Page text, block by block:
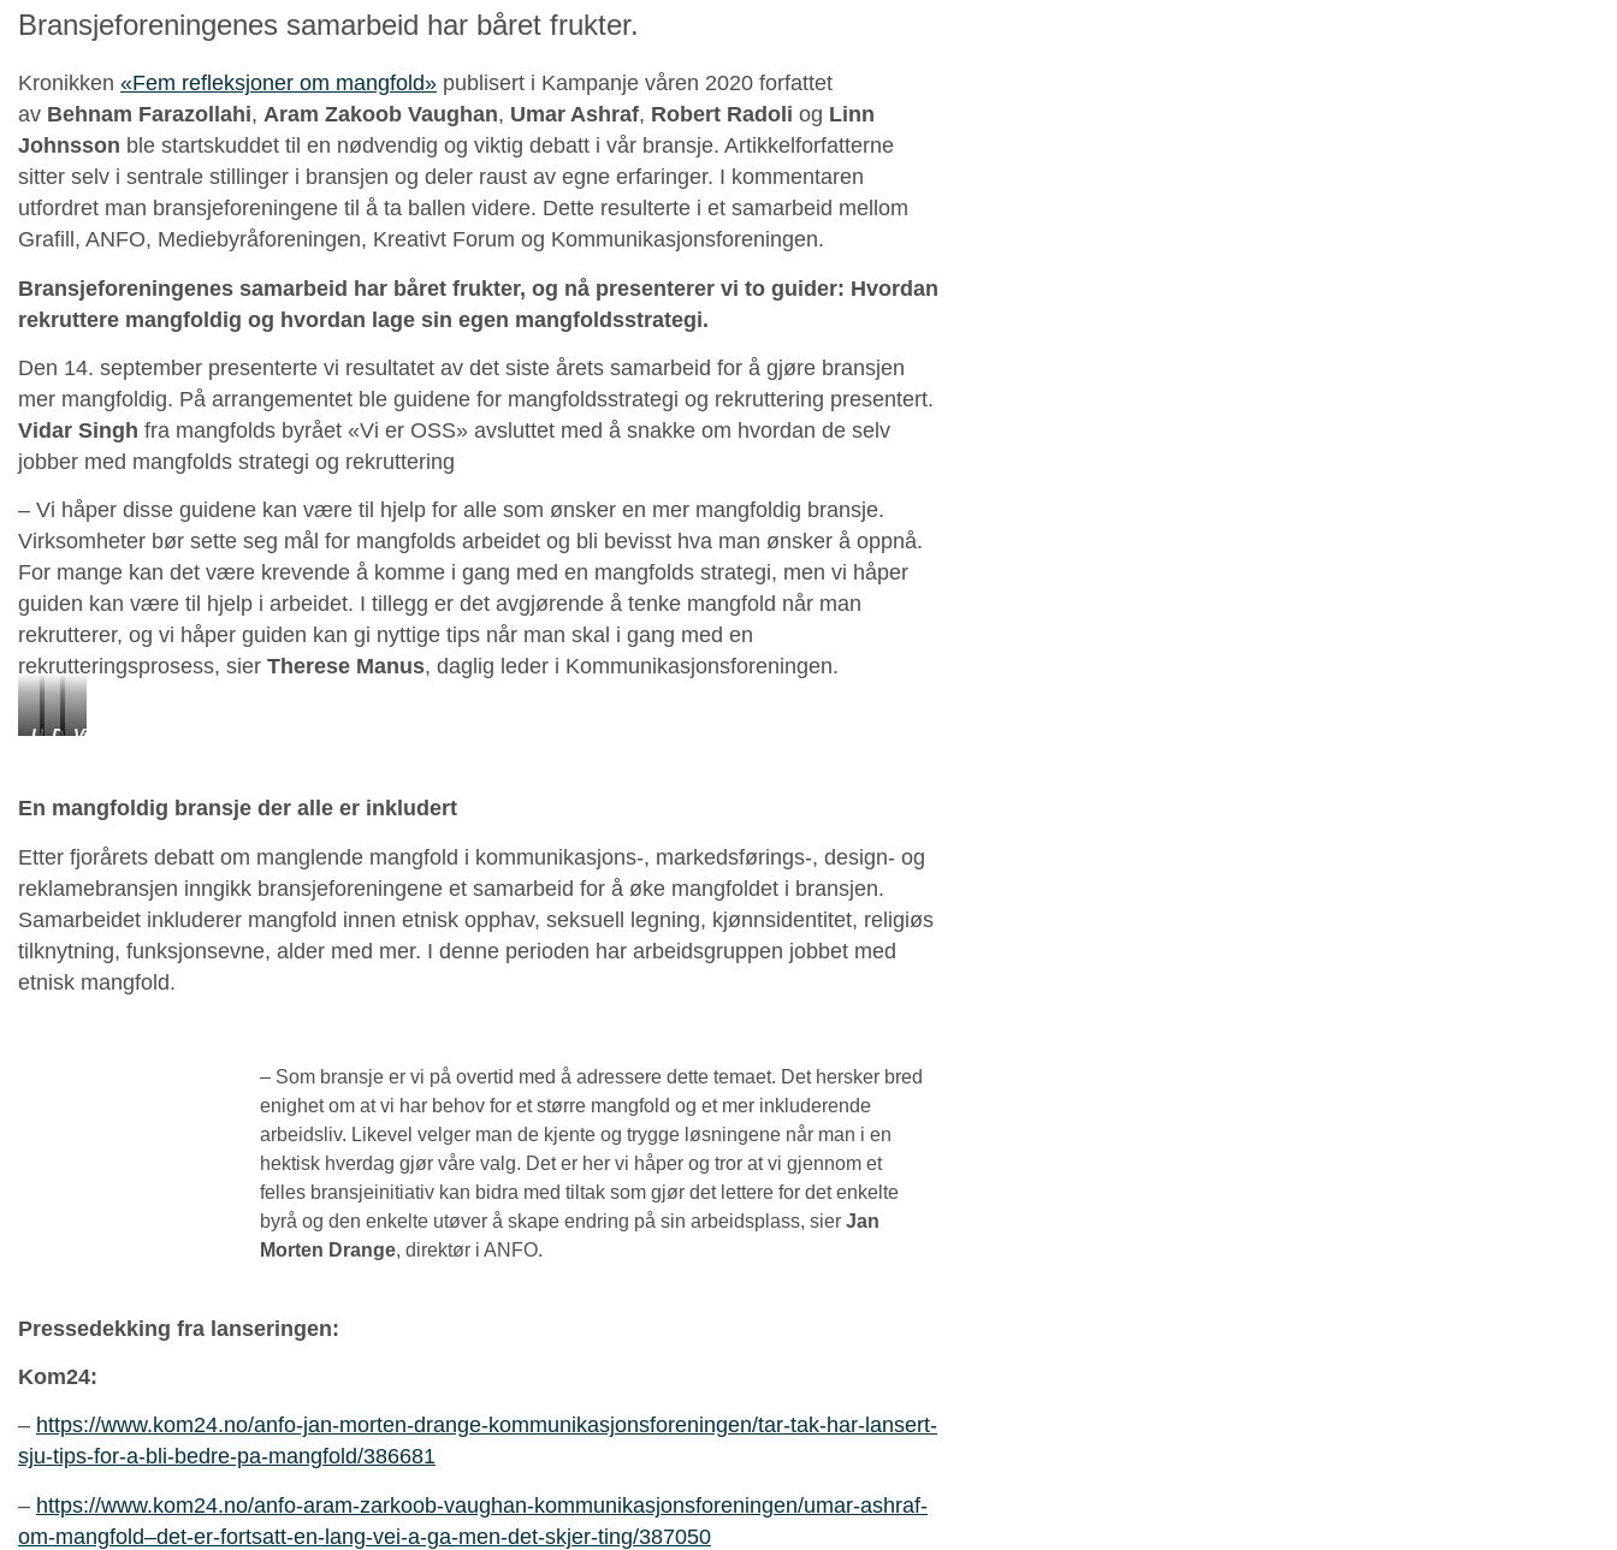
Bransjeforeningenes samarbeid har båret frukter.
Kronikken «Fem refleksjoner om mangfold» publisert i Kampanje våren 2020 forfattet
av Behnam Farazollahi, Aram Zakoob Vaughan, Umar Ashraf, Robert Radoli og Linn
Johnsson ble startskuddet til en nødvendig og viktig debatt i vår bransje. Artikkelforfatterne
sitter selv i sentrale stillinger i bransjen og deler raust av egne erfaringer. I kommentaren
utfordret man bransjeforeningene til å ta ballen videre. Dette resulterte i et samarbeid mellom
Grafill, ANFO, Mediebyråforeningen, Kreativt Forum og Kommunikasjonsforeningen.
Bransjeforeningenes samarbeid har båret frukter, og nå presenterer vi to guider: Hvordan
rekruttere mangfoldig og hvordan lage sin egen mangfoldsstrategi.
Den 14. september presenterte vi resultatet av det siste årets samarbeid for å gjøre bransjen
mer mangfoldig. På arrangementet ble guidene for mangfoldsstrategi og rekruttering presentert.
Vidar Singh fra mangfolds byrået «Vi er OSS» avsluttet med å snakke om hvordan de selv
jobber med mangfolds strategi og rekruttering
– Vi håper disse guidene kan være til hjelp for alle som ønsker en mer mangfoldig bransje.
Virksomheter bør sette seg mål for mangfolds arbeidet og bli bevisst hva man ønsker å oppnå.
For mange kan det være krevende å komme i gang med en mangfolds strategi, men vi håper
guiden kan være til hjelp i arbeidet. I tillegg er det avgjørende å tenke mangfold når man
rekrutterer, og vi håper guiden kan gi nyttige tips når man skal i gang med en
rekrutteringsprosess, sier Therese Manus, daglig leder i Kommunikasjonsforeningen.
Umar
i
med
Therese.
Deltakere
av
guidene.
Vidar
«Vi
OSS».
En mangfoldig bransje der alle er inkludert
Etter fjorårets debatt om manglende mangfold i kommunikasjons-, markedsførings-, design- og
reklamebransjen inngikk bransjeforeningene et samarbeid for å øke mangfoldet i bransjen.
Samarbeidet inkluderer mangfold innen etnisk opphav, seksuell legning, kjønnsidentitet, religiøs
tilknytning, funksjonsevne, alder med mer. I denne perioden har arbeidsgruppen jobbet med
etnisk mangfold.
– Som bransje er vi på overtid med å adressere dette temaet. Det hersker bred
enighet om at vi har behov for et større mangfold og et mer inkluderende
arbeidsliv. Likevel velger man de kjente og trygge løsningene når man i en
hektisk hverdag gjør våre valg. Det er her vi håper og tror at vi gjennom et
felles bransjeinitiativ kan bidra med tiltak som gjør det lettere for det enkelte
byrå og den enkelte utøver å skape endring på sin arbeidsplass, sierJan
Morten Drange, direktør i ANFO.
Pressedekking fra lanseringen:
Kom24:
– https://www.kom24.no/anfo-jan-morten-drange-kommunikasjonsforeningen/tar-tak-har-lansert-
sju-tips-for-a-bli-bedre-pa-mangfold/386681
– https://www.kom24.no/anfo-aram-zarkoob-vaughan-kommunikasjonsforeningen/umar-ashraf-
om-mangfold–det-er-fortsatt-en-lang-vei-a-ga-men-det-skjer-ting/387050